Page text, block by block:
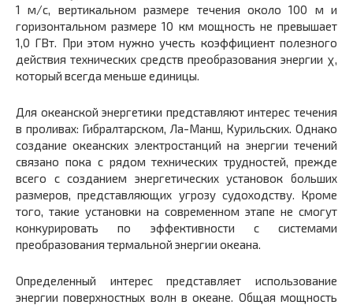
1 м/с, вертикальном размере течения около 100 м и
горизонтальном размере 10 км мощность не превышает
1,0 ГВт. При этом нужно учесть коэффициент полезного
действия технических средств преобразования энергии χ,
который всегда меньше единицы.
Для океанской энергетики представляют интерес течения
в проливах: Гибралтарском, Ла-Манш, Курильских. Однако
создание океанских электростанций на энергии течений
связано пока с рядом технических трудностей, прежде
всего с созданием энергетических установок больших
размеров, представляющих угрозу судоходству. Кроме
того, такие установки на современном этапе не смогут
конкурировать по эффективности с системами
преобразования термальной энергии океана.
Определенный интерес представляет использование
энергии поверхностных волн в океане. Общая мощность